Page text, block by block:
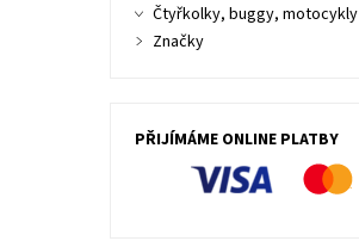
Čtyřkolky, buggy, motocykly
Značky
PŘIJÍMÁME ONLINE PLATBY